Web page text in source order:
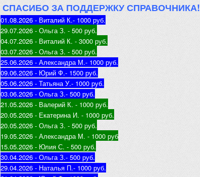
СПАСИБО ЗА ПОДДЕРЖКУ СПРАВОЧНИКА!
01.08.2026 - Виталий К.- 1000 руб.
29.07.2026 - Ольга З. - 500 руб.
04.07.2026 - Виталий К. - 3000 руб.
03.07.2026 - Ольга З. - 500 руб.
25.06.2026 - Александра М.- 1000 руб.
09.06.2026 - Юрий Ф.- 1500 руб.
05.06.2026 - Татьяна У.- 1000 руб.
03.06.2026 - Ольга З.- 500 руб.
21.05.2026 - Валерий К. - 1000 руб.
20.05.2026 - Екатерина И. - 1000 руб.
20.05.2026 - Ольга З. - 500 руб.
19.05.2026 - Александра М. - 1000 руб
15.05.2026 - Юлия С. - 500 руб.
30.04.2026 - Ольга З.- 500 руб.
29.04.2026 - Наталья П.- 1000 руб.